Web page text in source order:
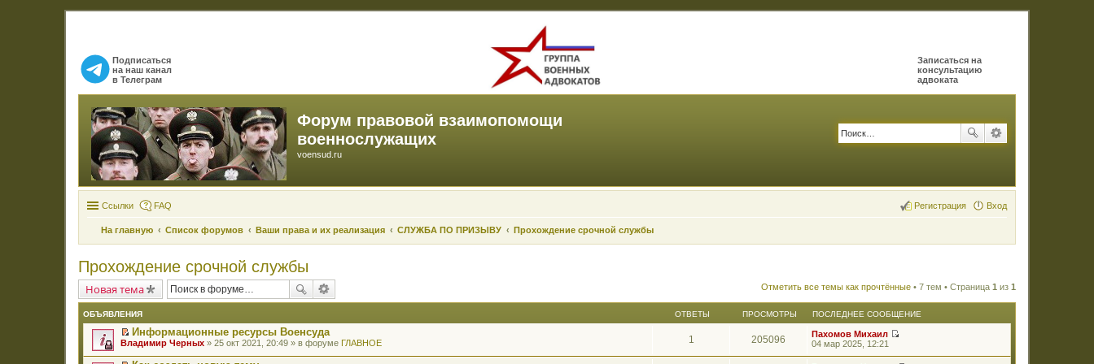
Подписаться
на наш канал
в Телеграм
Записаться на
консультацию
адвоката
Форум правовой взаимопомощи
военнослужащих
voensud.ru
Ссылки FAQ Вход
Регистрация
На главную Список форумов Ваши права и их реализация СЛУЖБА ПО ПРИЗЫВУ Прохождение срочной службы
Прохождение срочной службы
Новая тема Отметить все темы как прочтённые • 7 тем • Страница 1 из 1
ОБЪЯВЛЕНИЯ ОТВЕТЫ ПРОСМОТРЫ ПОСЛЕДНЕЕ СООБЩЕНИЕ
П
р
Информационные ресурсы Военсуда
Владимир Черных » 25 окт 2021, 20:49 » в форуме ГЛАВНОЕ 1 205096
Пахомов Михаил
р
04 мар 2025, 12:21